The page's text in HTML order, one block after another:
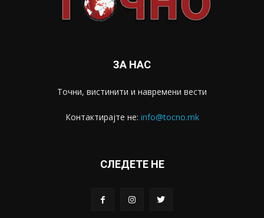
ЗА НАС
Точни, вистинити и навремени вести
Контактирајте не: info@tocno.mk
СЛЕДЕТЕ НЕ